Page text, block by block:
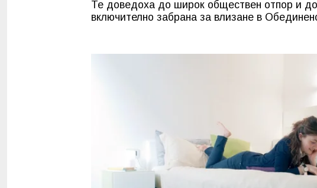
Те доведоха до широк обществен отпор и до
включително забрана за влизане в